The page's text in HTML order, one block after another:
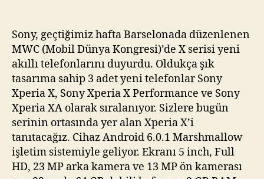
Fiyatı
Sony, geçtiğimiz hafta Barselonada düzenlenen
MWC (Mobil Dünya Kongresi)’de X serisi yeni
akıllı telefonlarını duyurdu. Oldukça şık
tasarıma sahip 3 adet yeni telefonlar Sony
Xperia X, Sony Xperia X Performance ve Sony
Xperia XA olarak sıralanıyor. Sizlere bugün
serinin ortasında yer alan Xperia X’i
tanıtacağız. Cihaz Android 6.0.1 Marshmallow
işletim sistemiyle geliyor. Ekranı 5 inch, Full
HD, 23 MP arka kamera ve 13 MP ön kamerası